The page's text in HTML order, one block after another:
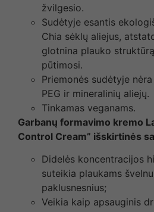
žvilgesio.
Sudėtyje esantis
Chia sėklų aliejus,
glotnina plauko
pūtimosi.
Priemonės sudėtyje
PEG ir mineralinių aliejų.
Tinkamas veganams.
Garbanų formavimo kremo
Control Cream” išskirtinės
Didelės koncentracijos
suteikia plaukams
paklusnesnius;
Veikia kaip apsauginis